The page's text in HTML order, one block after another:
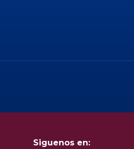
Siguenos en: